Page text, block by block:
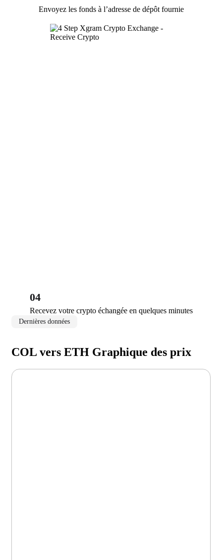
Envoyez les fonds à l’adresse de dépôt fournie
04
Recevez votre crypto échangée en quelques minutes
Dernières données
COL vers ETH Graphique des prix